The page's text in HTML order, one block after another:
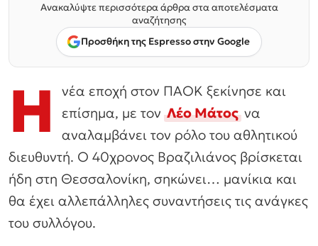
Ανακαλύψτε περισσότερα άρθρα στα αποτελέσματα
αναζήτησης
Προσθήκη της Espresso στην Google
Η
νέα εποχή στον ΠΑΟΚ ξεκίνησε και
επίσημα, με τονΛέο Μάτοςνα
αναλαμβάνει τον ρόλο του αθλητικού
διευθυντή. Ο 40χρονος Βραζιλιάνος βρίσκεται
ήδη στη Θεσσαλονίκη, σηκώνει… μανίκια και
θα έχει αλλεπάλληλες συναντήσεις τις ανάγκες
του συλλόγου.